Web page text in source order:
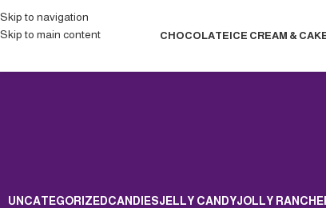
Skip to navigation
Skip to main content
CHOCOLATEICE CREAM &
UNCATEGORIZEDCANDIESJELLY CANDYJOLLY